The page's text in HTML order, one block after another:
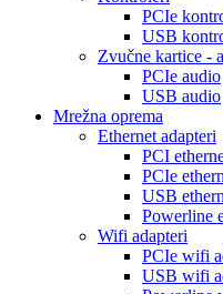
PCIe
USB
Zvučne kartice -
PCIe audio
USB audio
Mrežna oprema
Ethernet adapteri
PCI
PCIe
USB
Powerline
Wifi adapteri
PCIe wifi
USB wifi